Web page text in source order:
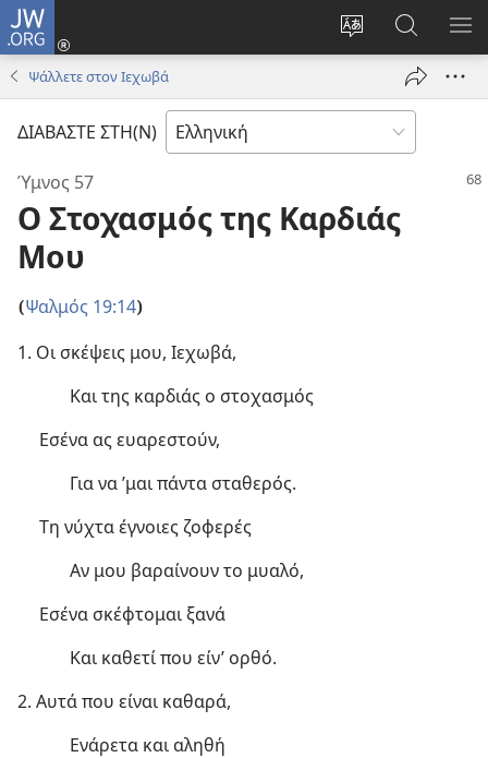
JW.ORG
Αλλαγή
γλώσσας
ιστότοπου
Σύνδεση
(ανοίγει
παράθυρο)
στο
JW.ORG
Ψάλλετε στον Ιεχωβά
ΔΙΑΒΑΣΤΕ ΣΤΗ(Ν)
Ύμνος 57
Ο Στοχασμός της Καρδιάς
Μου
(Ψαλμός 19:14)
1. Οι σκέψεις μου, Ιεχωβά,
Και της καρδιάς ο στοχασμός
Εσένα ας ευαρεστούν,
Για να ’μαι πάντα σταθερός.
Τη νύχτα έγνοιες ζοφερές
Αν μου βαραίνουν το μυαλό,
Εσένα σκέφτομαι ξανά
Και καθετί που είν’ ορθό.
2. Αυτά που είναι καθαρά,
Ενάρετα και αληθή